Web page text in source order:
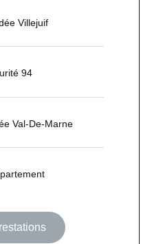
Villejuif
94
Val-De-Marne